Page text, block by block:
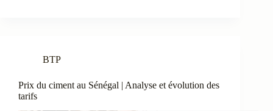
BTP
Prix du ciment au Sénégal | Analyse et évolution des
tarifs